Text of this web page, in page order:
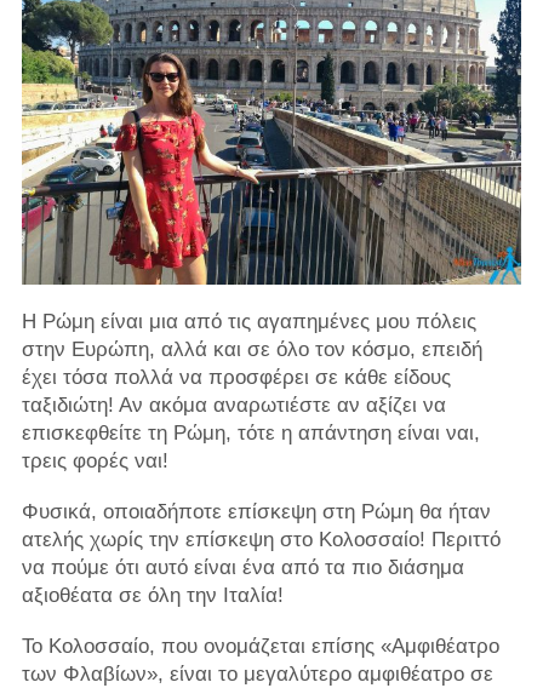
Η Ρώμη είναι μια από τις αγαπημένες μου πόλεις
στην Ευρώπη, αλλά και σε όλο τον κόσμο, επειδή
έχει τόσα πολλά να προσφέρει σε κάθε είδους
ταξιδιώτη! Αν ακόμα αναρωτιέστε αν αξίζει να
επισκεφθείτε τη Ρώμη, τότε η απάντηση είναι ναι,
τρεις φορές ναι!
Φυσικά, οποιαδήποτε επίσκεψη στη Ρώμη θα ήταν
ατελής χωρίς την επίσκεψη στο Κολοσσαίο! Περιττό
να πούμε ότι αυτό είναι ένα από τα πιο διάσημα
αξιοθέατα σε όλη την Ιταλία!
Το Κολοσσαίο, που ονομάζεται επίσης «Αμφιθέατρο
των Φλαβίων», είναι το μεγαλύτερο αμφιθέατρο σε